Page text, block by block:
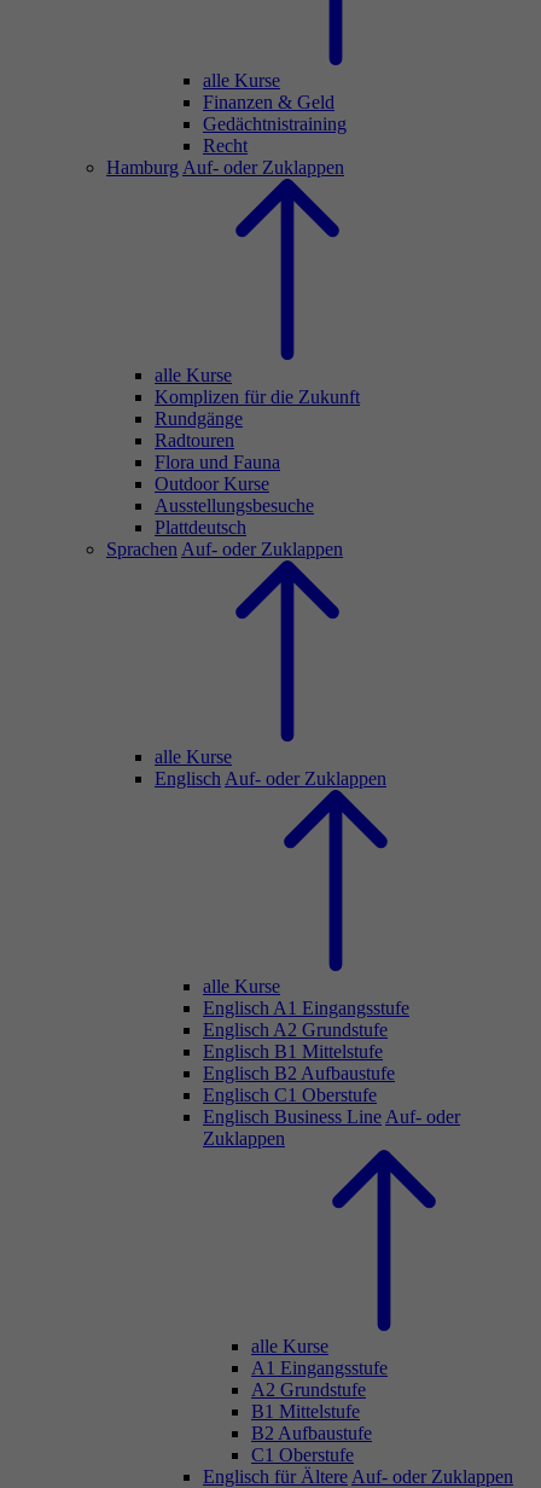
alle Kurse
Finanzen & Geld
Gedächtnistraining
Recht
Hamburg Auf- oder Zuklappen
alle Kurse
Komplizen für die Zukunft
Rundgänge
Radtouren
Flora und Fauna
Outdoor Kurse
Ausstellungsbesuche
Plattdeutsch
Sprachen Auf- oder Zuklappen
alle Kurse
Englisch Auf- oder Zuklappen
alle Kurse
Englisch A1 Eingangsstufe
Englisch A2 Grundstufe
Englisch B1 Mittelstufe
Englisch B2 Aufbaustufe
Englisch C1 Oberstufe
Englisch Business Line Auf- oder
Zuklappen
alle Kurse
A1 Eingangsstufe
A2 Grundstufe
B1 Mittelstufe
B2 Aufbaustufe
C1 Oberstufe
Englisch für Ältere Auf- oder Zuklappen